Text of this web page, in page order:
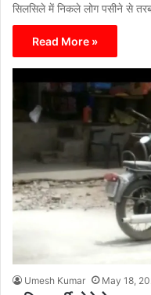
सिलसिले में निकले लोग पसीने से
Read More »
Umesh Kumar May 18,